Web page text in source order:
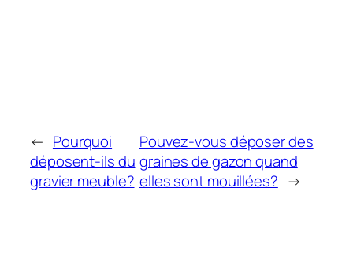
← Pourquoi
déposent-ils du
gravier meuble?
Pouvez-vous déposer des
graines de gazon quand
elles sont mouillées? →